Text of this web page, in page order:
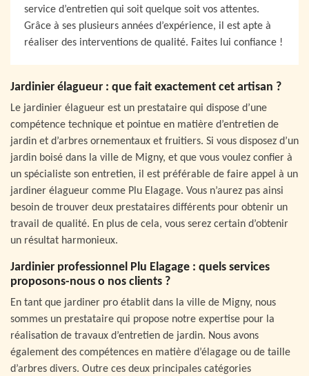
service d’entretien qui soit quelque soit vos attentes.
Grâce à ses plusieurs années d’expérience, il est apte à
réaliser des interventions de qualité. Faites lui confiance !
Jardinier élagueur : que fait exactement cet artisan ?
Le jardinier élagueur est un prestataire qui dispose d’une
compétence technique et pointue en matière d’entretien de
jardin et d’arbres ornementaux et fruitiers. Si vous disposez d’un
jardin boisé dans la ville de Migny, et que vous voulez confier à
un spécialiste son entretien, il est préférable de faire appel à un
jardiner élagueur comme Plu Elagage. Vous n’aurez pas ainsi
besoin de trouver deux prestataires différents pour obtenir un
travail de qualité. En plus de cela, vous serez certain d’obtenir
un résultat harmonieux.
Jardinier professionnel Plu Elagage : quels services
proposons-nous o nos clients ?
En tant que jardiner pro établit dans la ville de Migny, nous
sommes un prestataire qui propose notre expertise pour la
réalisation de travaux d’entretien de jardin. Nous avons
également des compétences en matière d’élagage ou de taille
d’arbres divers. Outre ces deux principales catégories